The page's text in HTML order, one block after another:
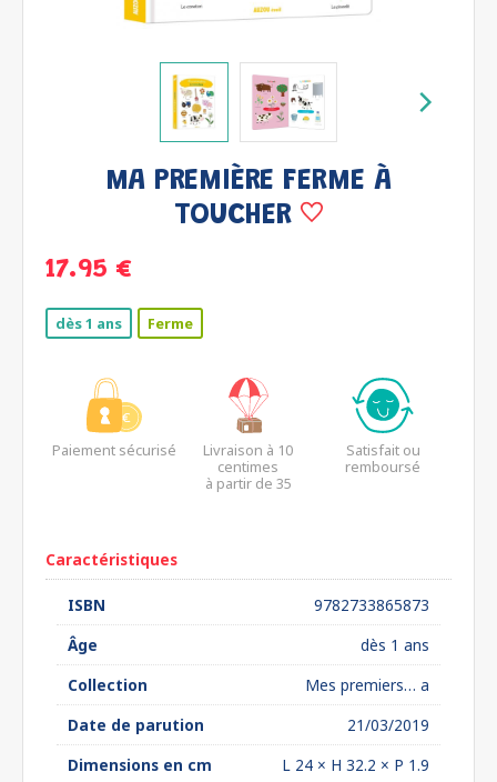
MA PREMIÈRE FERME À
TOUCHER
17.95 €
dès 1 ans Ferme
Paiement sécurisé
Livraison à 10
centimes
à partir de 35
Satisfait ou
remboursé
Caractéristiques
ISBN
9782733865873
Âge
dès 1 ans
Collection
Mes premiers… a
Date de parution
21/03/2019
Dimensions en cm
L 24 × H 32.2 × P 1.9